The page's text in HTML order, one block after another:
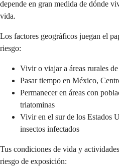
depende en gran medida de dónde
vida.
Los factores geográficos juegan el
riesgo:
Vivir o viajar a áreas rurales
Pasar tiempo en México,
Permanecer en áreas con
triatominas
Vivir en el sur de los Estados
insectos infectados
Tus condiciones de vida y
riesgo de exposición: